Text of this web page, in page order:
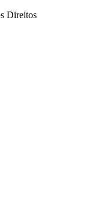
Direitos